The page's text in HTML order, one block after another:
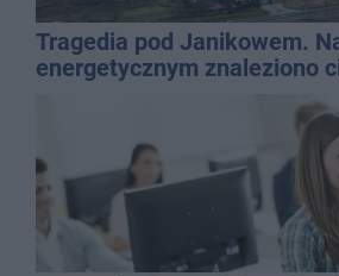
Tragedia pod Janikowem.
energetycznym znaleziono